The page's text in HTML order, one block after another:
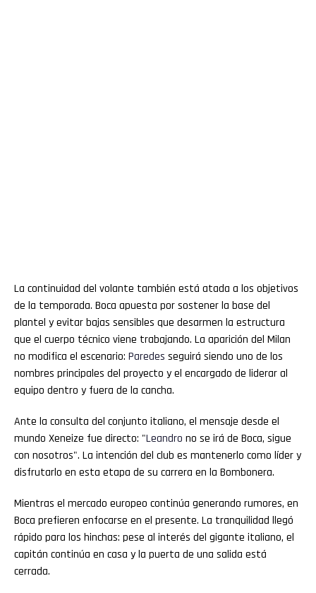
La continuidad del volante también está atada a los objetivos
de la temporada. Boca apuesta por sostener la base del
plantel y evitar bajas sensibles que desarmen la estructura
que el cuerpo técnico viene trabajando. La aparición del Milan
no modifica el escenario: Paredes seguirá siendo uno de los
nombres principales del proyecto y el encargado de liderar al
equipo dentro y fuera de la cancha.
Ante la consulta del conjunto italiano, el mensaje desde el
mundo Xeneize fue directo: "Leandro no se irá de Boca, sigue
con nosotros". La intención del club es mantenerlo como líder y
disfrutarlo en esta etapa de su carrera en la Bombonera.
Mientras el mercado europeo continúa generando rumores, en
Boca prefieren enfocarse en el presente. La tranquilidad llegó
rápido para los hinchas: pese al interés del gigante italiano, el
capitán continúa en casa y la puerta de una salida está
cerrada.